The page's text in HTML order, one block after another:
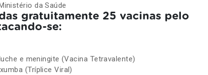
da Saúde
gratuitamente 25 vacinas pelo
se:
e meningite (Vacina Tetravalente)
(Tríplice Viral)